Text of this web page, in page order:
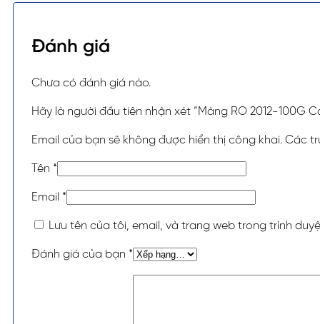
Đánh giá
Chưa có đánh giá nào.
Hãy là người đầu tiên nhận xét “Màng RO 2012-100G
Email của bạn sẽ không được hiển thị công khai. Các
Tên *
Email *
Lưu tên của tôi, email, và trang web trong trình
Đánh giá của bạn *